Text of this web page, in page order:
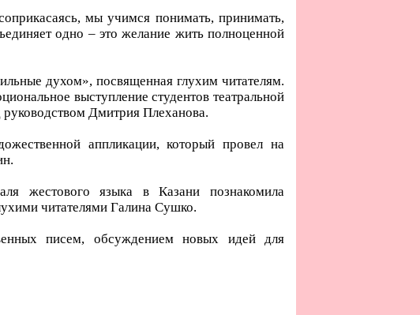
мы учимся понимать, принимать,
одно – это желание жить полноценной
духом», посвященная глухим читателям.
выступление студентов театральной
Дмитрия Плеханова.
аппликации, который провел на
жестового языка в Казани познакомила
читателями Галина Сушко.
писем, обсуждением новых идей для